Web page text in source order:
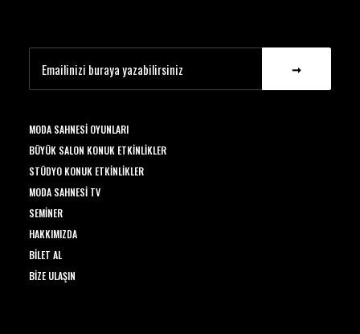
MODA SAHNESI OYUNLARI
BÜYÜK SALON KONUK ETKINLIKLER
STÜDYO KONUK ETKINLIKLER
MODA SAHNESI TV
SEMINER
HAKKIMIZDA
BILET AL
BIZE ULAŞIN